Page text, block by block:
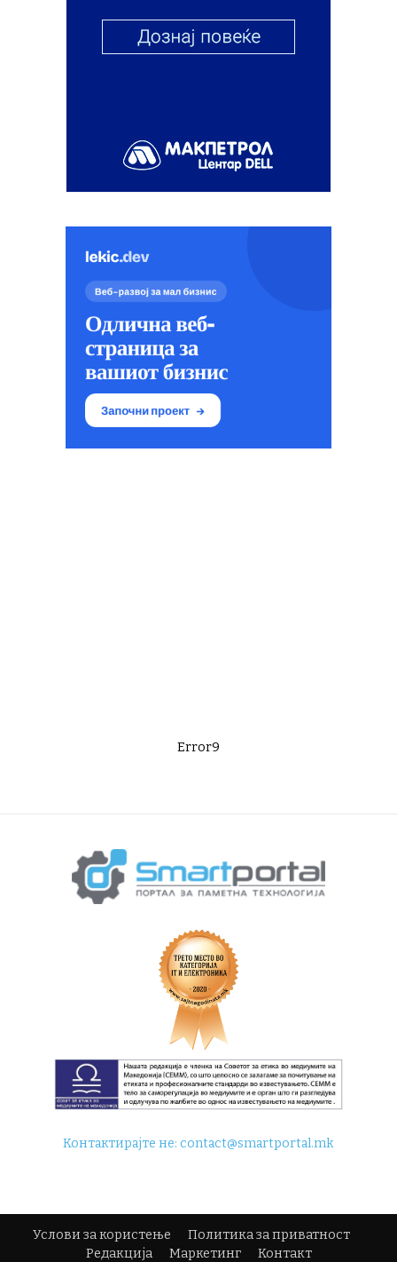
Error9
Контактирајте не:contact@smartportal.mk
Услови за користење
Политика за приватност
Редакција
Маркетинг Контакт